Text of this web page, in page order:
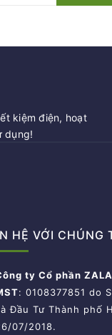
kiệm điện, hoạt
dụng!
HỆ VỚI CHÚNG
ty Cổ phần
: 0108377851 do
Đầu Tư Thành phố
07/2018.